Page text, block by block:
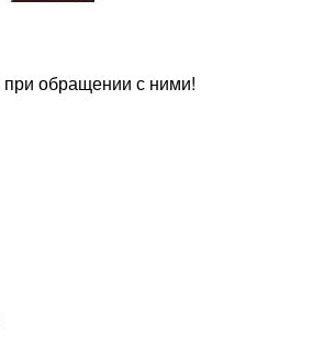
обращении с ними!